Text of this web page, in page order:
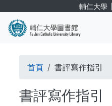
輔仁大學
導
航
首頁 書評寫作指引
書評寫作指引